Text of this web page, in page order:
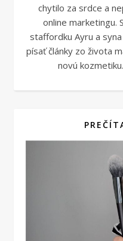
chytilo za srdce a
online marketingu.
staffordku Ayru a
písať články zo života
novú